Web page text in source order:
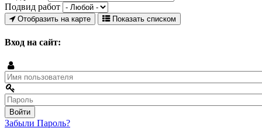
Подвид работ
Отобразить на карте Показать списком
Вход на сайт:
Забыли Пароль?